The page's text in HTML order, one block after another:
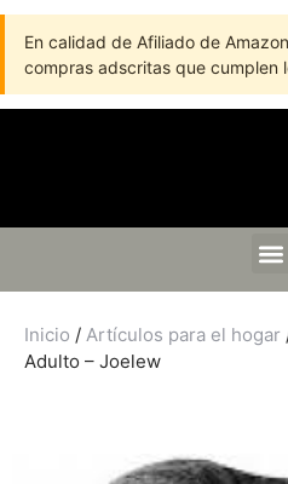
En calidad de Afiliado de
compras adscritas que cumplen
Inicio / Artículos para el hogar
Adulto – Joelew